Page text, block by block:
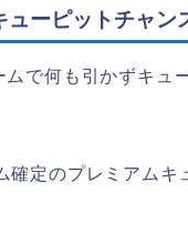
ューピットチャン
で何も引かずキュ
確定のプレミアムキ